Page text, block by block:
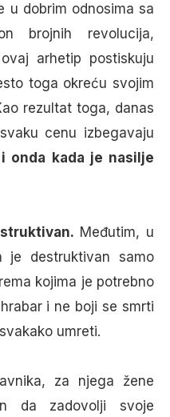
u dobrim odnosima sa
brojnih revolucija,
arhetip postiskuju
toga okreću svojim
rezultat toga, danas
cenu izbegavaju
onda kada je nasilje
Međutim, u
je destruktivan samo
kojima je potrebno
i ne boji se smrti
umreti.
za njega žene
da zadovolji svoje